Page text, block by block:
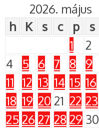
2026. május
h
K s c p s
1
2
4
5 6 7 8 9
11
12 13 14 15 16
18 19 20 21 22 23
25 26 27 28 29 30